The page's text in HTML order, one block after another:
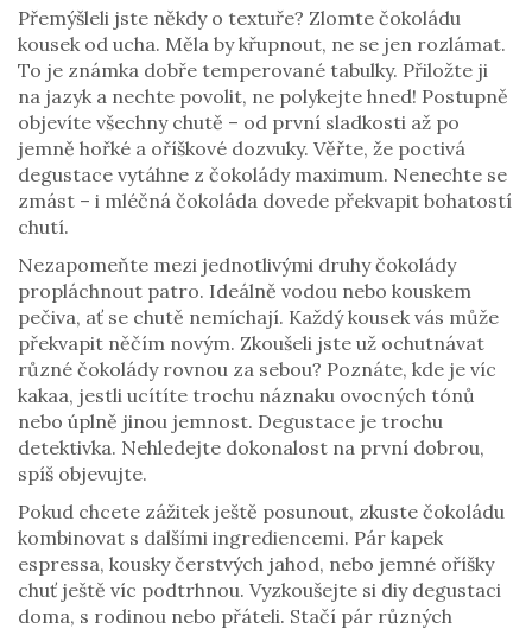
Přemýšleli jste někdy o textuře? Zlomte čokoládu
kousek od ucha. Měla by křupnout, ne se jen rozlámat.
To je známka dobře temperované tabulky. Přiložte ji
na jazyk a nechte povolit, ne polykejte hned! Postupně
objevíte všechny chutě – od první sladkosti až po
jemně hořké a oříškové dozvuky. Věřte, že poctivá
degustace vytáhne z čokolády maximum. Nenechte se
zmást – i mléčná čokoláda dovede překvapit bohatostí
chutí.
Nezapomeňte mezi jednotlivými druhy čokolády
propláchnout patro. Ideálně vodou nebo kouskem
pečiva, ať se chutě nemíchají. Každý kousek vás může
překvapit něčím novým. Zkoušeli jste už ochutnávat
různé čokolády rovnou za sebou? Poznáte, kde je víc
kakaa, jestli ucítíte trochu náznaku ovocných tónů
nebo úplně jinou jemnost. Degustace je trochu
detektivka. Nehledejte dokonalost na první dobrou,
spíš objevujte.
Pokud chcete zážitek ještě posunout, zkuste čokoládu
kombinovat s dalšími ingrediencemi. Pár kapek
espressa, kousky čerstvých jahod, nebo jemné oříšky
chuť ještě víc podtrhnou. Vyzkoušejte si diy degustaci
doma, s rodinou nebo přáteli. Stačí pár různých